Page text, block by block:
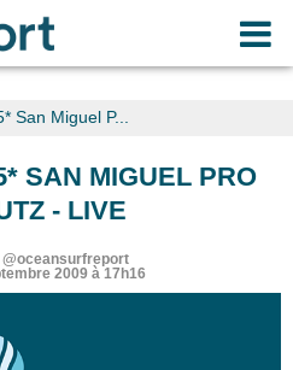
San Miguel P...
SAN MIGUEL PRO
- LIVE
@oceansurfreport
2009 à 17h16